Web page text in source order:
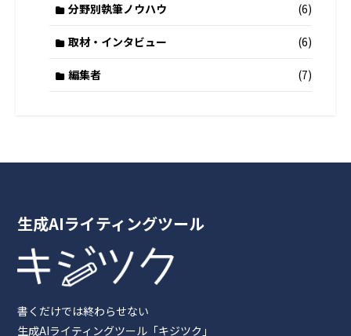
分野別執筆ノウハウ (6)
取材・インタビュー (6)
編集者 (7)
生成AIライティングツール
書くだけでは終わらせない
生成AIライティングツール「キジツク」